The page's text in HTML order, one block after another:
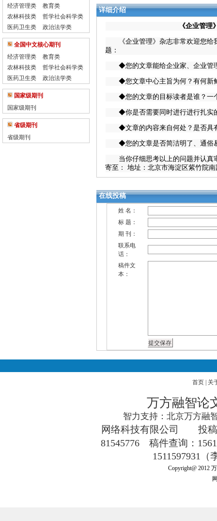
经济管理类
教育类
农林科技类
哲学社会科学类
医药卫生类
政治法学类
全国中文核心期刊
经济管理类
教育类
农林科技类
哲学社会科学类
医药卫生类
政治法学类
国家级期刊
国家级期刊
省级期刊
省级期刊
详细介绍
《企业管理》投
《企业管理》杂志非常欢迎您给
题：
◆您的文章能给企业家、企业管理
◆您文章中心主旨为何？有何新鲜
◆您的文章的目标读者是谁？一个
◆你是否需要同时进行进行扎实
◆文章的内容来自何处？是否具
◆您的文章是否简洁明了、通俗
当你仔细思考以上的问题并认真审
寄至： 地址：北京市海淀区紫竹院
在线投稿
姓 名：
标 题：
期 刊：
联系电
话：
稿件文
本：
首页 关
万方融智论
智力支持：北京万方融
网络科技有限公司
投
81545776稿件查询：
1511597931（
Copyright@ 2012